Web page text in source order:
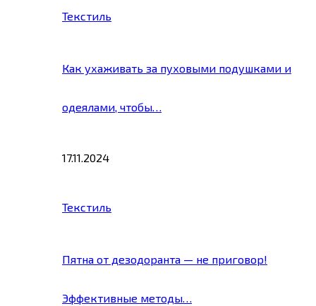
Текстиль
Как ухаживать за пуховыми подушками и
одеялами, чтобы…
17.11.2024
Текстиль
Пятна от дезодоранта — не приговор!
Эффективные методы…